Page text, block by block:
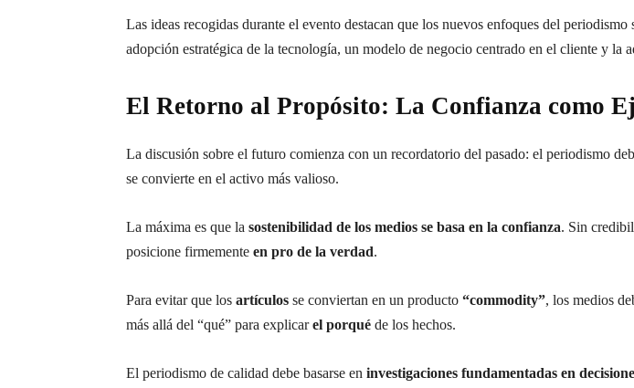
Las ideas recogidas durante el evento destacan que los nuevos enfoques del
adopción estratégica de la tecnología, un modelo de negocio centrado en el cliente y la
El Retorno al Propósito: La Confianza como
La discusión sobre el futuro comienza con un recordatorio del pasado: el periodismo
se convierte en el activo más valioso.
La máxima es que la sostenibilidad de los medios se basa en la confianza. Sin
posicione firmemente en pro de la verdad.
Para evitar que los artículos se conviertan en un producto “commodity”, los medios
más allá del “qué” para explicarel porqué de los hechos.
El periodismo de calidad debe basarse en investigaciones fundamentadas en